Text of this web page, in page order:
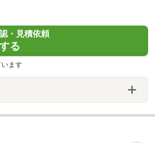
・見積依頼
る
います